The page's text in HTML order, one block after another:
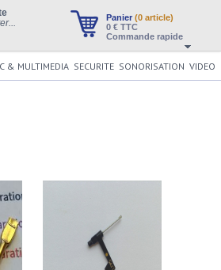
Panier (0 article)
0 € TTC
Commande rapide
& MULTIMEDIA SECURITE SONORISATION VIDEO